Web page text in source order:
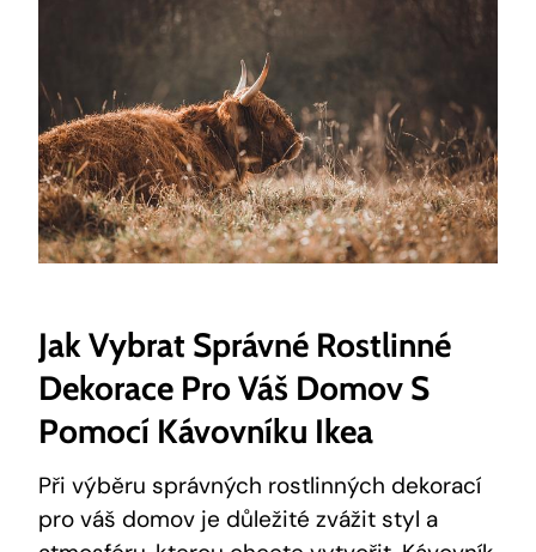
Jak Vybrat Správné Rostlinné
Dekorace Pro Váš Domov S
Pomocí Kávovníku Ikea
Při výběru správných rostlinných dekorací
pro váš domov je důležité zvážit styl a